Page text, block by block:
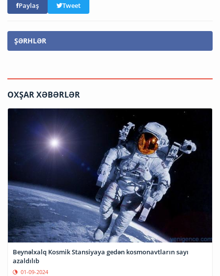
Paylaş Tweet
ŞƏRHLƏR
OXŞAR XƏBƏRLƏR
Beynəlxalq Kosmik Stansiyaya gedən kosmonavtların sayı
azaldılıb
01-09-2024